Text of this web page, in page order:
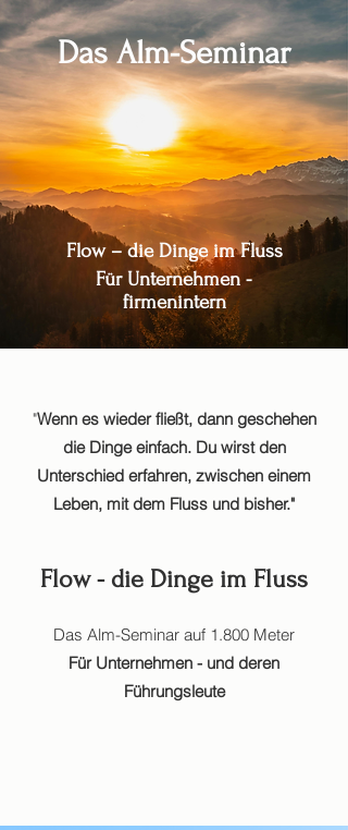
Das Alm-Seminar
Flow – die Dinge im Fluss
Für Unternehmen -
firmenintern
"Wenn es wieder fließt, dann geschehen
die Dinge einfach. Du wirst den
Unterschied erfahren, zwischen einem
Leben, mit dem Fluss und bisher."
Flow - die Dinge im Fluss
Das Alm-Seminar auf 1.800 Meter
Für Unternehmen - und deren
Führungsleute